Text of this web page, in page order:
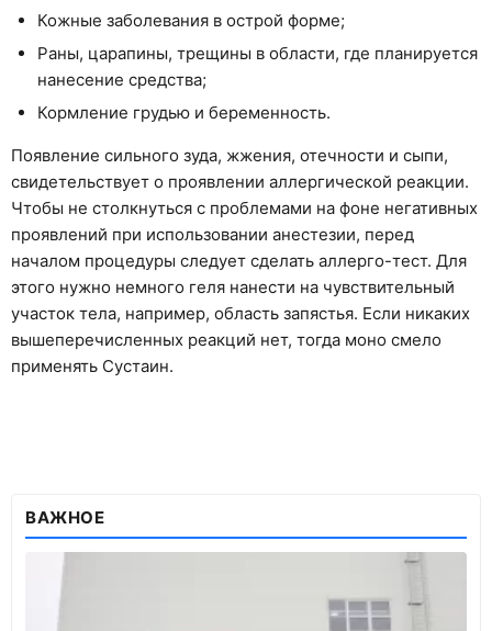
Кожные заболевания в острой форме;
Раны, царапины, трещины в области, где планируется
нанесение средства;
Кормление грудью и беременность.
Появление сильного зуда, жжения, отечности и сыпи,
свидетельствует о проявлении аллергической реакции.
Чтобы не столкнуться с проблемами на фоне негативных
проявлений при использовании анестезии, перед
началом процедуры следует сделать аллерго-тест. Для
этого нужно немного геля нанести на чувствительный
участок тела, например, область запястья. Если никаких
вышеперечисленных реакций нет, тогда моно смело
применять Сустаин.
ВАЖНОЕ